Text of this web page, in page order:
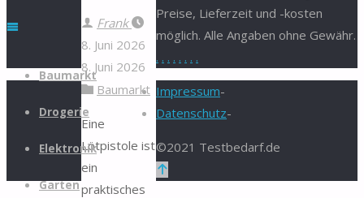
Zum
springen
Baumarkt
Drogerie
Elektronik
Garten
Frank
8. Juni 2026
8. Juni 2026
Baumarkt
Eine
Lötpistole ist
ein
praktisches
Preise, Lieferzeit und -kosten
möglich. Alle Angaben ohne Gewähr.
. . . . . . . .
Impressum-
Datenschutz-
©2021 Testbedarf.de
Zurück